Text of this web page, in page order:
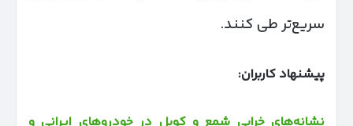
سریع‌تر طی کنند.
پیشنهاد کاربران: